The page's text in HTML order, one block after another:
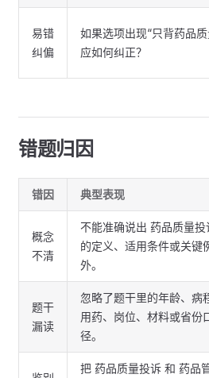
易错
纠偏
如果选项出现“只背药品
应如何纠正？
错题归因
错因 典型表现
概念
不清
不能准确说出 药品质量投
的定义、适用条件或关键
外。
题干
漏读
忽略了题干里的年龄、病
用药、岗位、材料或省份
径。
把 药品质量投诉 和 药品